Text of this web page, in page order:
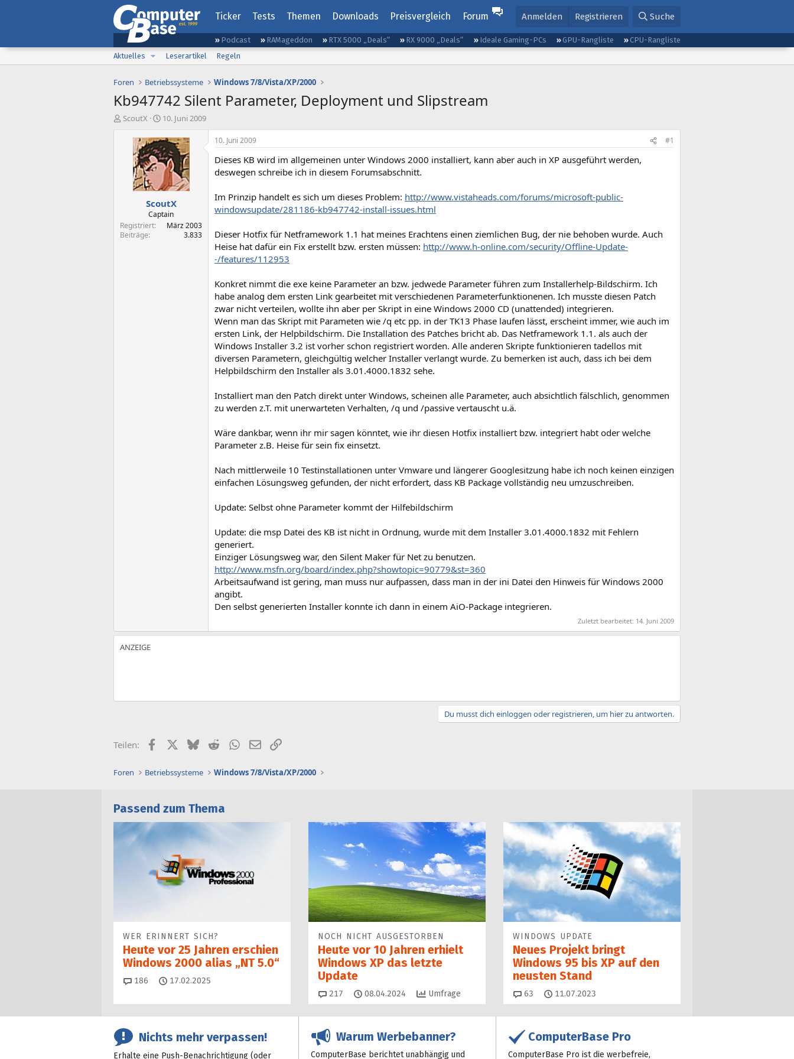
Ticker Tests Themen Downloads Preisvergleich Forum Anmelden Registrieren Suche
Podcast RAMageddon RTX 5000 „Deals“ RX 9000 „Deals“ Ideale Gaming-PCs GPU-Rangliste
CPU-Rangliste
Aktuelles
Leserartikel Regeln
Foren Betriebssysteme Windows 7/8/Vista/XP/2000
Kb947742 Silent Parameter, Deployment und Slipstream
E
ScoutX
E
s
t
e
l
l
t
a
m
10. Juni 2009
ScoutX
Captain
Registriert
März 2003
Beiträge
3.833
10. Juni 2009 #1
Dieses KB wird im allgemeinen unter Windows 2000 installiert, kann aber auch in XP ausgeführt werden,
deswegen schreibe ich in diesem Forumsabschnitt.
Im Prinzip handelt es sich um dieses Problem: http://www.vistaheads.com/forums/microsoft-public-
windowsupdate/281186-kb947742-install-issues.html
Dieser Hotfix für Netframework 1.1 hat meines Erachtens einen ziemlichen Bug, der nie behoben wurde. Auch
Heise hat dafür ein Fix erstellt bzw. ersten müssen: http://www.h-online.com/security/Offline-Update-
-/features/112953
Konkret nimmt die exe keine Parameter an bzw. jedwede Parameter führen zum Installerhelp-Bildschirm. Ich
habe analog dem ersten Link gearbeitet mit verschiedenen Parameterfunktionenen. Ich musste diesen Patch
zwar nicht verteilen, wollte ihn aber per Skript in eine Windows 2000 CD (unattended) integrieren.
Wenn man das Skript mit Parameten wie /q etc pp. in der TK13 Phase laufen lässt, erscheint immer, wie auch im
ersten Link, der Helpbildschirm. Die Installation des Patches bricht ab. Das Netframework 1.1. als auch der
Windows Installer 3.2 ist vorher schon registriert worden. Alle anderen Skripte funktionieren tadellos mit
diversen Parametern, gleichgültig welcher Installer verlangt wurde. Zu bemerken ist auch, dass ich bei dem
Helpbildschirm den Installer als 3.01.4000.1832 sehe.
Installiert man den Patch direkt unter Windows, scheinen alle Parameter, auch absichtlich fälschlich, genommen
zu werden z.T. mit unerwarteten Verhalten, /q und /passive vertauscht u.ä.
Wäre dankbar, wenn ihr mir sagen könntet, wie ihr diesen Hotfix installiert bzw. integriert habt oder welche
Parameter z.B. Heise für sein fix einsetzt.
Nach mittlerweile 10 Testinstallationen unter Vmware und längerer Googlesitzung habe ich noch keinen einzigen
einfachen Lösungsweg gefunden, der nicht erfordert, dass KB Package vollständig neu umzuschreiben.
Update: Selbst ohne Parameter kommt der Hilfebildschirm
Update: die msp Datei des KB ist nicht in Ordnung, wurde mit dem Installer 3.01.4000.1832 mit Fehlern
generiert.
Einziger Lösungsweg war, den Silent Maker für Net zu benutzen.
http://www.msfn.org/board/index.php?showtopic=90779&st=360
Arbeitsaufwand ist gering, man muss nur aufpassen, dass man in der ini Datei den Hinweis für Windows 2000
angibt.
Den selbst generierten Installer konnte ich dann in einem AiO-Package integrieren.
Zuletzt bearbeitet: 14. Juni 2009
Du musst dich einloggen oder registrieren, um hier zu antworten.
Teilen: FacebookX (Twitter)
BlueskyRedditWhatsApp
E-MailLink
Foren Betriebssysteme Windows 7/8/Vista/XP/2000
Passend zum Thema
WER ERINNERT SICH?
Heute vor 25 Jahren erschien
Windows 2000 alias „NT 5.0“
186 Kommentare
17.02.2025
NOCH NICHT AUSGESTORBEN
Heute vor 10 Jahren erhielt
Windows XP das letzte
Update
217 Kommentare
08.04.2024 Umfrage
WINDOWS UPDATE
Neues Projekt bringt
Windows 95 bis XP auf den
neusten Stand
63 Kommentare
11.07.2023
Nichts mehr verpassen!
Erhalte eine Push-Benachrichtigung (oder
Warum Werbebanner?
ComputerBase berichtet unabhängig und
ComputerBase Pro
ComputerBase Pro ist die werbefreie,